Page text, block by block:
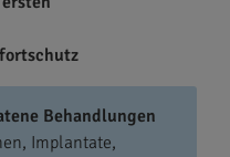
Behandlungen
Implantate,